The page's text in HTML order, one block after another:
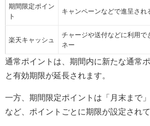
期間限定ポイン
ト
キャンペーンなどで進呈され
楽天キャッシュ
チャージや送付などに利用で
ネー
通常ポイントは、期間内に新たな通常
と有効期限が延長されます。
一方、期間限定ポイントは「月末まで
など、ポイントごとに期限が設定されて